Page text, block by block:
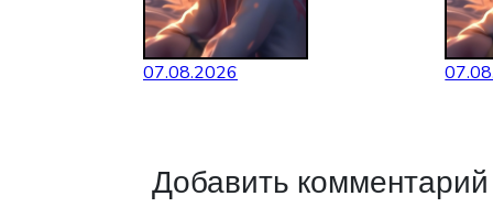
07.08.2026
Добавить комментарий